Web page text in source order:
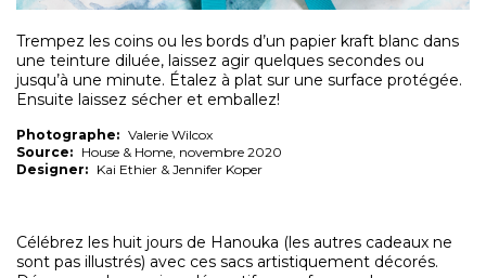
Trempez les coins ou les bords d’un papier kraft blanc dans
une teinture diluée, laissez agir quelques secondes ou
jusqu’à une minute. Étalez à plat sur une surface protégée.
Ensuite laissez sécher et emballez!
Photographe: Valerie Wilcox
Source: House & Home, novembre 2020
Designer: Kai Ethier & Jennifer Koper
Célébrez les huit jours de Hanouka (les autres cadeaux ne
sont pas illustrés) avec ces sacs artistiquement décorés.